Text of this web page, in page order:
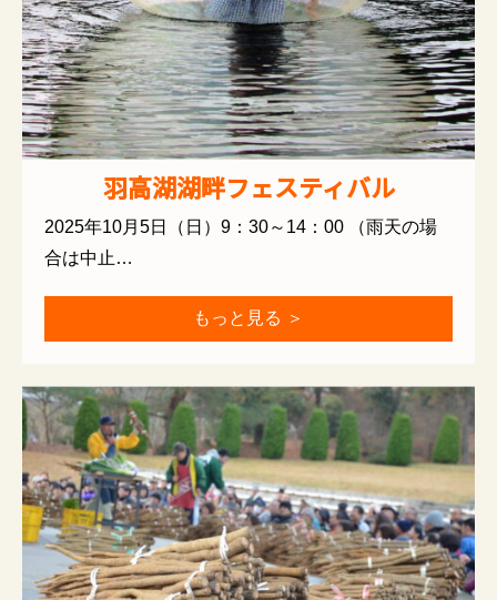
羽高湖湖畔フェスティバル
2025年10月5日（日）9：30～14：00 （雨天の場
合は中止…
もっと見る ＞